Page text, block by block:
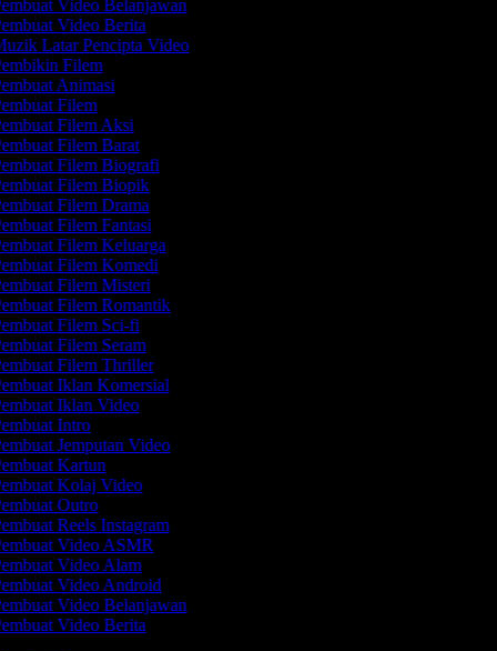
Video Belanjawan
Video Berita
Latar Pencipta Video
Filem
Animasi
Filem
Filem Aksi
Filem Barat
Filem Biografi
Filem Biopik
Filem Drama
Filem Fantasi
Filem Keluarga
Filem Komedi
Filem Misteri
Filem Romantik
Filem Sci-fi
Filem Seram
Filem Thriller
Iklan Komersial
Iklan Video
Intro
Jemputan Video
Kartun
Kolaj Video
Outro
Reels Instagram
Video ASMR
Video Alam
Video Android
Video Belanjawan
Video Berita